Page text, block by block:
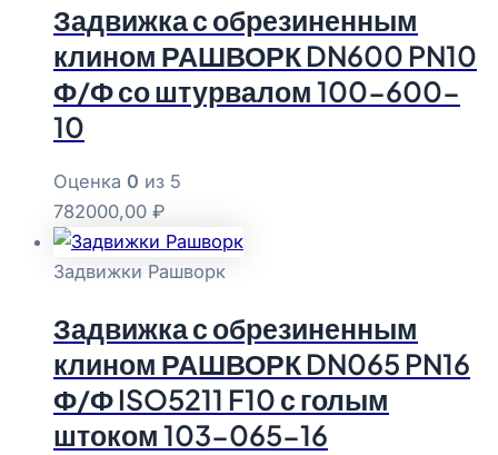
Задвижка с обрезиненным
клином РАШВОРК DN600 PN10
Ф/Ф со штурвалом 100-600-
10
Оценка 0 из 5
782000,00 ₽
Задвижки Рашворк
Задвижка с обрезиненным
клином РАШВОРК DN065 PN16
Ф/Ф ISO5211 F10 с голым
штоком 103-065-16